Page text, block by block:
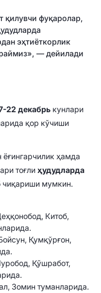
қилувчи фуқаролар,
эҳтиёткорлик
— дейилади
22 декабрь кунлари
қор кўчиши
ёғингарчилик ҳамда
тоғли ҳудудларда
чиқариши мумкин.
Китоб,
Қумқўрғон,
Қўшработ,
Зомин туманларида.